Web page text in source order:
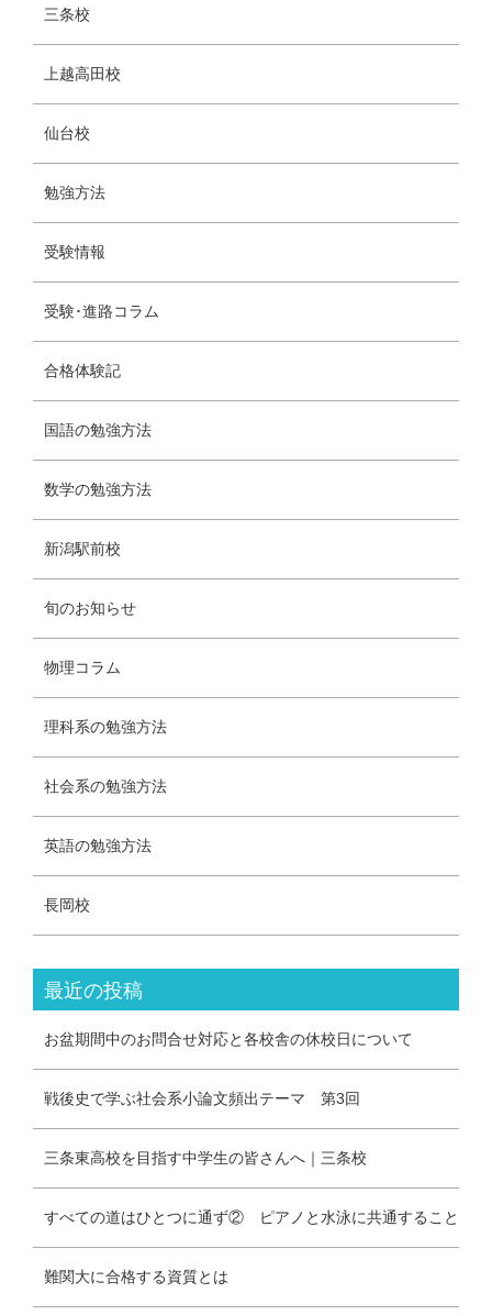
三条校
上越高田校
仙台校
勉強方法
受験情報
受験･進路コラム
合格体験記
国語の勉強方法
数学の勉強方法
新潟駅前校
旬のお知らせ
物理コラム
理科系の勉強方法
社会系の勉強方法
英語の勉強方法
長岡校
最近の投稿
お盆期間中のお問合せ対応と各校舎の休校日について
戦後史で学ぶ社会系小論文頻出テーマ 第3回
三条東高校を目指す中学生の皆さんへ｜三条校
すべての道はひとつに通ず② ピアノと水泳に共通すること
難関大に合格する資質とは